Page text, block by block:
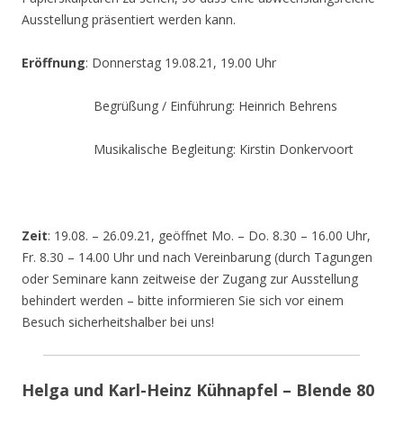
Ausstellung präsentiert werden kann.
Eröffnung: Donnerstag 19.08.21, 19.00 Uhr
Begrüßung / Einführung: Heinrich Behrens
Musikalische Begleitung: Kirstin Donkervoort
Zeit: 19.08. – 26.09.21, geöffnet Mo. – Do. 8.30 – 16.00 Uhr,
Fr. 8.30 – 14.00 Uhr und nach Vereinbarung (durch Tagungen
oder Seminare kann zeitweise der Zugang zur Ausstellung
behindert werden – bitte informieren Sie sich vor einem
Besuch sicherheitshalber bei uns!
Helga und Karl-Heinz Kühnapfel – Blende 80